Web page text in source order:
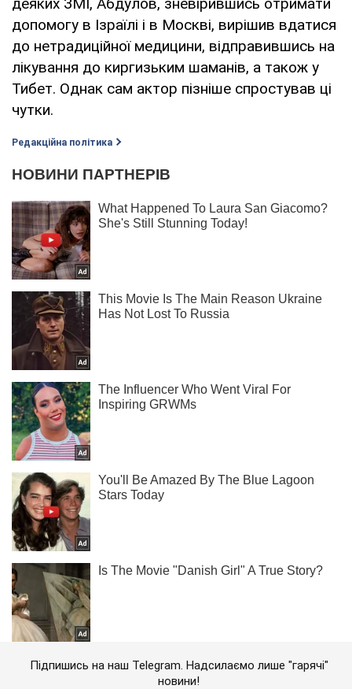
допомогу в Ізраїлі і в Москві, вирішив вдатися
до нетрадиційної медицини, відправившись на
лікування до киргизьким шаманів, а також у
Тибет. Однак сам актор пізніше спростував ці
чутки.
Редакційна політика
Підпишись на наш Telegram. Надсилаємо лише "гарячі"
новини!